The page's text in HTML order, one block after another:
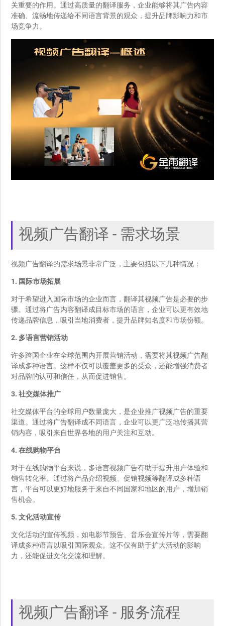
关重要的作用。通过高质量的翻译服务，企业能够将其广告内容
准确、流畅地传递给不同语言背景的观众，提升品牌影响力和市
场竞争力。
视频广告翻译 - 需求场景
视频广告翻译的需求场景非常广泛，主要包括以下几种情况：
1. 国际市场拓展
对于希望进入国际市场的企业而言，翻译其视频广告是必要的步
骤。通过将广告内容翻译成目标市场的语言，企业可以更有效地
传递品牌信息，吸引当地消费者，提升品牌知名度和市场份额。
2. 多语言营销活动
许多跨国企业在全球范围内开展营销活动，需要将其视频广告翻
译成多种语言。这样不仅可以覆盖更多的受众，还能增强消费者
对品牌的认可和信任，从而促进销售。
3. 社交媒体推广
社交媒体平台的全球用户数量庞大，是企业推广视频广告的重要
渠道。通过将广告翻译成不同语言，企业可以更广泛地传播其营
销内容，吸引来自世界各地的用户关注和互动。
4. 在线购物平台
对于在线购物平台来说，多语言视频广告有助于提升用户体验和
销售转化率。通过将产品介绍视频、促销视频等翻译成多种语
言，平台可以更好地服务于来自不同国家和地区的用户，增加销
售机会。
5. 文化活动宣传
文化活动的宣传视频，如电影节预告、音乐会宣传片等，需要翻
译成多种语言以吸引国际观众。这不仅有助于扩大活动的影响
力，还能促进文化交流和理解。
视频广告翻译 - 服务流程